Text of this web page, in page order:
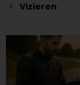
Vizieren